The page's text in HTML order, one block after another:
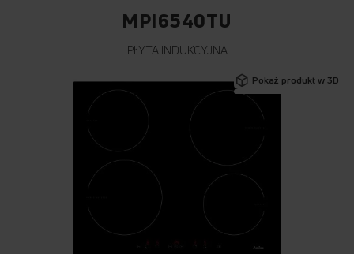
MPI6540TU
PŁYTA INDUKCYJNA
Pokaż produkt w 3D